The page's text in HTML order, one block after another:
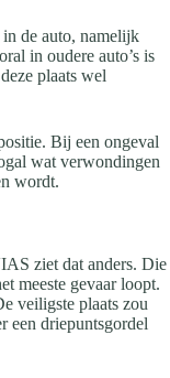
de auto, namelijk
in oudere auto’s is
plaats wel
Bij een ongeval
wat verwondingen
wordt.
ziet dat anders. Die
meeste gevaar loopt.
veiligste plaats zou
een driepuntsgordel